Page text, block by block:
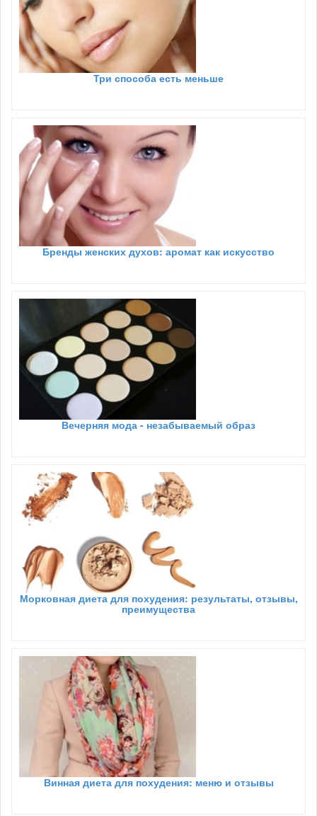
Три способа есть меньше
Бренды женских духов: аромат как искусство
Вечерняя мода - незабываемый образ
Морковная диета для похудения: результаты, отзывы,
преимущества
Винная диета для похудения: меню и отзывы